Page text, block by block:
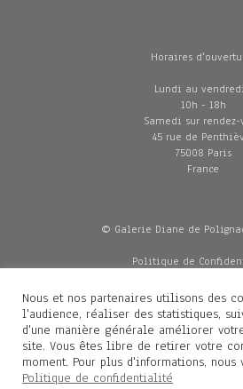
Horaires
Lundi au
10h - 18h
Samedi sur rendez-
45 rue de
75008 Paris
France
© Galerie Diane de
Politique de
Mentions légales
Livraisons
Contacts
Nous et nos partenaires utilisons des
l'audience, réaliser des statistiques,
d'une manière générale améliorer
site. Vous êtes libre de retirer votre
moment. Pour plus d'informations, nous
Politique de confidentialité